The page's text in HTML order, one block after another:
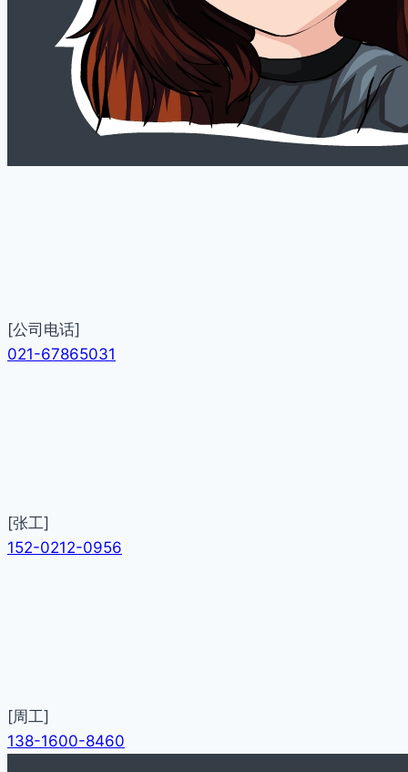
[公司电话]
021-67865031
[张工]
152-0212-0956
[周工]
138-1600-8460